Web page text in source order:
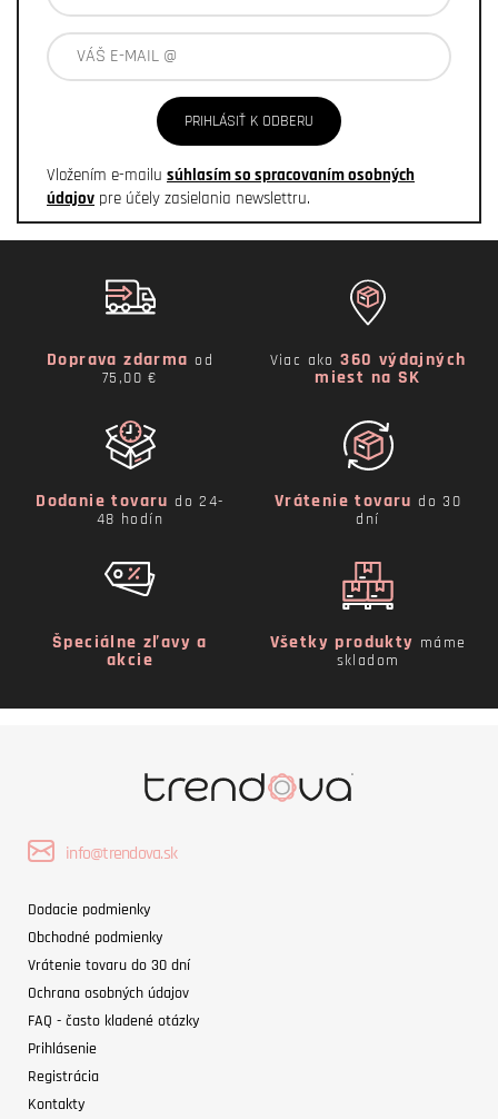
PRIHLÁSIŤ K ODBERU
Vložením e-mailu súhlasím so spracovaním osobných
údajov pre účely zasielania newslettru.
Doprava zdarma od
75,00 €
Viac ako360 výdajných
miest na SK
Dodanie tovaru do 24-
48 hodín
Vrátenie tovaru do 30
dní
Špeciálne zľavy a
akcie
Všetky produkty máme
skladom
info@trendova.sk
Dodacie podmienky
Obchodné podmienky
Vrátenie tovaru do 30 dní
Ochrana osobných údajov
FAQ - často kladené otázky
Prihlásenie
Registrácia
Kontakty